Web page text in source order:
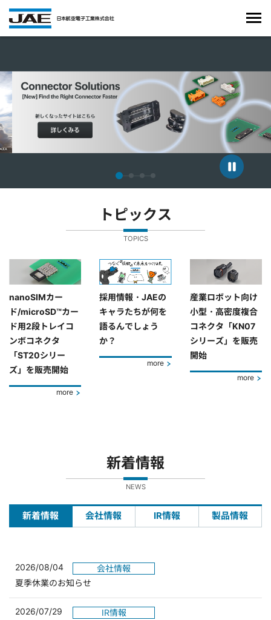
トピックス
TOPICS
nanoSIMカー
ド/microSD™カー
ド用2段トレイコ
ンボコネクタ
「ST20シリー
ズ」を販売開始
more
採用情報・JAEの
キャラたちが何を
語るんでしょう
か？
more
産業ロボット向け
小型・高密度複合
コネクタ「KN07
シリーズ」を販売
開始
more
新着情報
NEWS
新着情報 会社情報 IR情報 製品情報
2026/08/04
会社情報
夏季休業のお知らせ
2026/07/29
IR情報